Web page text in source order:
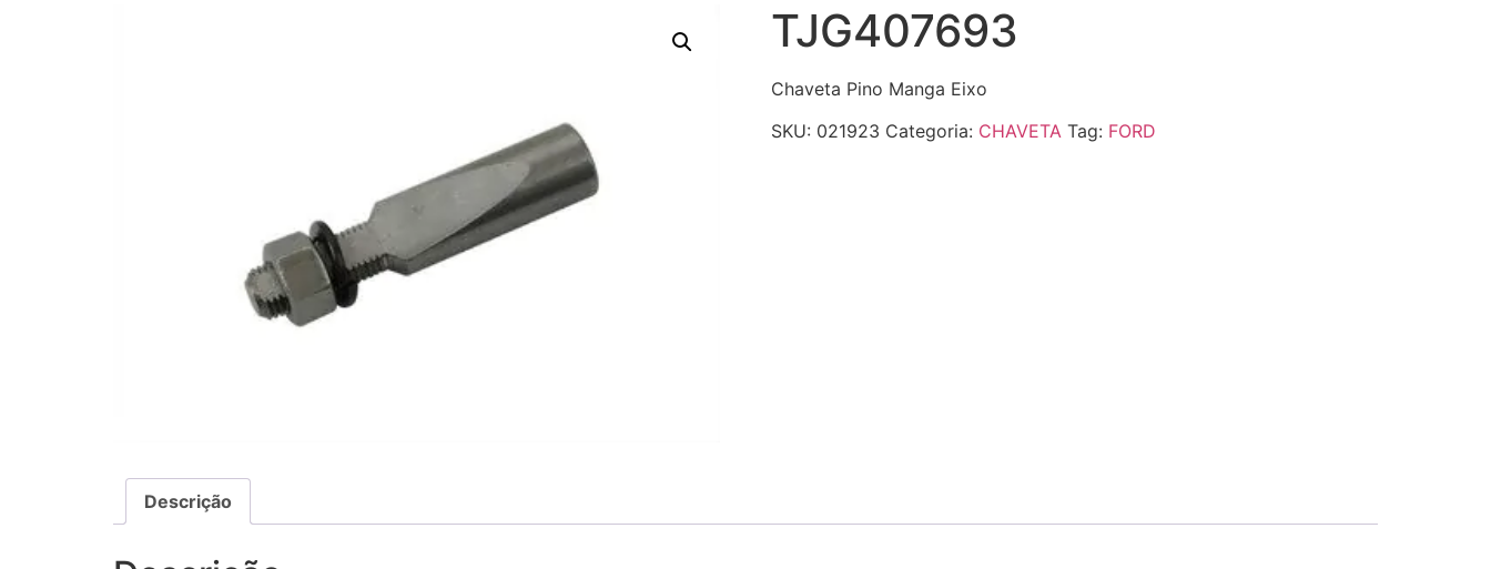
TJG407693
Chaveta Pino Manga Eixo
SKU: 021923 Categoria: CHAVETA Tag: FORD
Descrição